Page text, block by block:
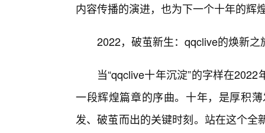
内容传播的演进，也为下一个十年的辉
2022，破茧新生：qqclive的焕新之
当“qqclive十年沉淀”的字样在
一段辉煌篇章的序曲。十年，是厚积
发、破茧而出的关键时刻。站在这个